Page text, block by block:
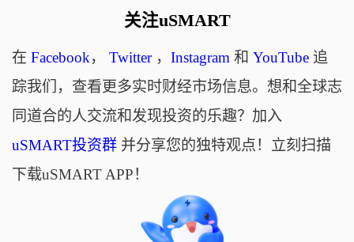
关注uSMART
在 Facebook， Twitter， Instagram和 YouTube追
踪我们，查看更多实时财经市场信息。想和全球志
同道合的人交流和发现投资的乐趣？加入
uSMART投资群并分享您的独特观点！立刻扫描
下载uSMART APP！